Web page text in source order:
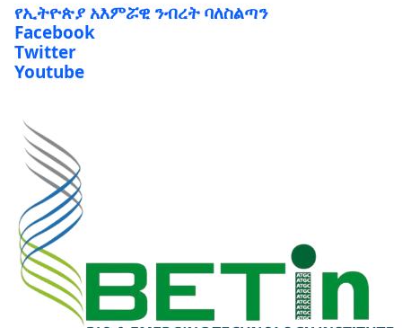
የኢትዮጵያ አእምሯዊ ንብረት ባለስልጣን
Facebook
Twitter
Youtube